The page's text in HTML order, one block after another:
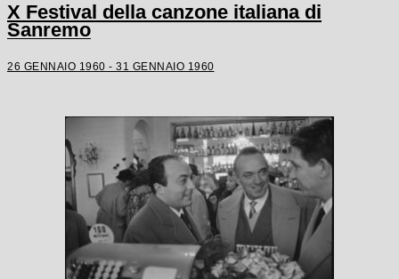
X Festival della canzone italiana di
Sanremo
26 GENNAIO 1960 - 31 GENNAIO 1960